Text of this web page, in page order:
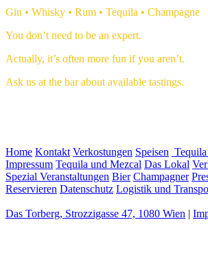
Gin • Whisky • Rum • Tequila • Champagne
You don’t need to be an expert.
Actually, it’s often more fun if you aren’t.
Ask us at the bar about available tastings.
Home Kontakt Verkostungen Speisen Tequila
Impressum Tequila und Mezcal Das Lokal
Spezial Veranstaltungen Bier Champagner
Reservieren Datenschutz Logistik und
Das Torberg, Strozzigasse 47, 1080 Wien |